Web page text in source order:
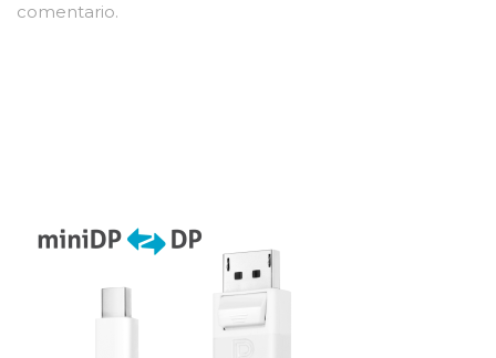
comentario.